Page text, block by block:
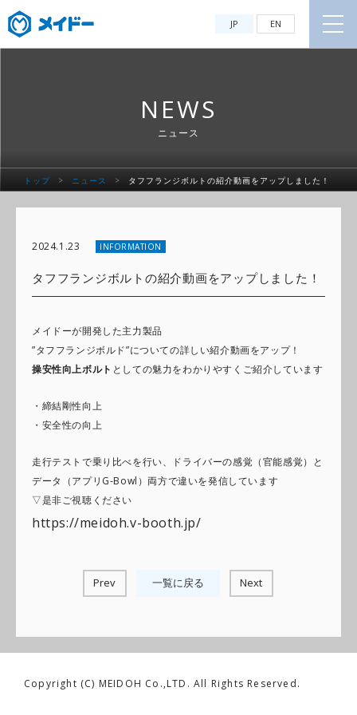
JP EN
NEWS
ニュース
トップ > ニュース > タフフランジボルトの紹介動画をアップしました！
2024.1.23 INFORMATION
タフフランジボルトの紹介動画をアップしました！
メイドーが開発した主力製品
”タフフランジボルド”についての詳しい紹介動画をアップ！
操安性向上ボルト としての魅力をわかりやすくご紹介しています
・締結剛性向上
・安全性の向上
走行テストで乗り比べを行い、ドライバーの感覚（官能感覚）と
データ（アプリG-Bowl）両方で違いを発信しています
▽是非ご視聴ください
https://meidoh.v-booth.jp/
Prev 一覧に戻る Next
Copyright (C) MEIDOH Co.,LTD. All Rights Reserved.